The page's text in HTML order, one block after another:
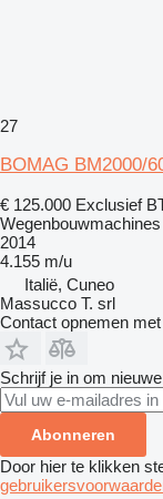
27
BOMAG BM2000/
€ 125.000 Exclusief
2014
4.155 m/u
Italië, Cuneo
Massucco T. srl
Contact opnemen
Schrijf je in om
Abonneren
Door hier te klikken